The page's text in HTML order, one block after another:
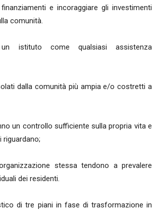
e incoraggiare gli investimenti
comunità.
un istituto come qualsiasi assistenza
dalla comunità più ampia e/o costretti a
un controllo sufficiente sulla propria vita e
riguardano;
stessa tendono a prevalere
dei residenti.
di tre piani in fase di trasformazione in